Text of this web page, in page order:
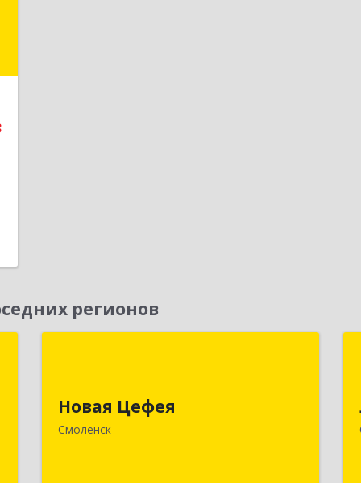
регионов
Новая Цефея
Смоленск
214018, Смоленская обл, Смоленск г,
Раевского ул, дом № 10